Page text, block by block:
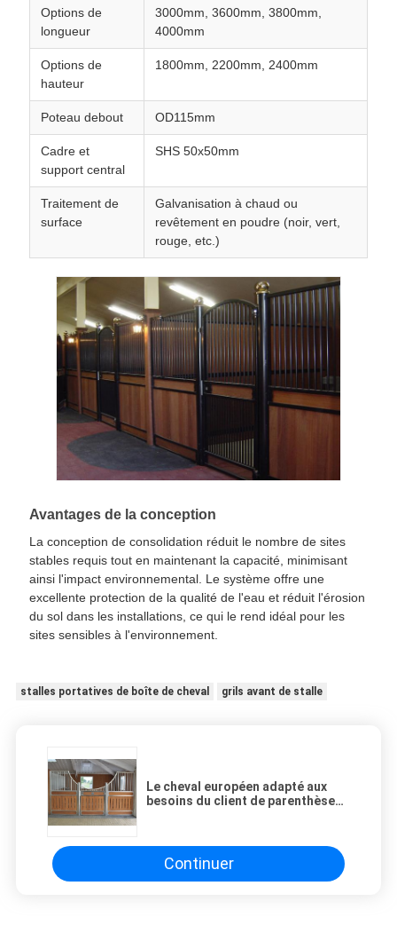
Options de
longueur
3000mm, 3600mm, 3800mm,
4000mm
Options de
hauteur
1800mm, 2200mm, 2400mm
Poteau debout OD115mm
Cadre et
support central
SHS 50x50mm
Traitement de
surface
Galvanisation à chaud ou
revêtement en poudre (noir, vert,
rouge, etc.)
Avantages de la conception
La conception de consolidation réduit le nombre de sites
stables requis tout en maintenant la capacité, minimisant
ainsi l'impact environnemental. Le système offre une
excellente protection de la qualité de l'eau et réduit l'érosion
du sol dans les installations, ce qui le rend idéal pour les
sites sensibles à l'environnement.
stalles portatives de boîte de cheval grils avant de stalle
Le cheval européen adapté aux
besoins du client de parenthèse
Continuer